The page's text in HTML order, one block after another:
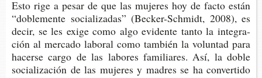
Esto rige a pesar de que las muje­res hoy de facto están
“doble­men­te socia­li­za­das” (Becker-​Schmidt, 2008), es
decir, se les exige como algo evi­den­te tanto la inte­gra­
ción al mer­ca­do labo­ral como tam­bién la volun­tad para
hacer­se cargo de las labo­res fami­lia­res. Así, la doble
socia­li­za­ción de las muje­res y madres se ha con­ver­ti­do